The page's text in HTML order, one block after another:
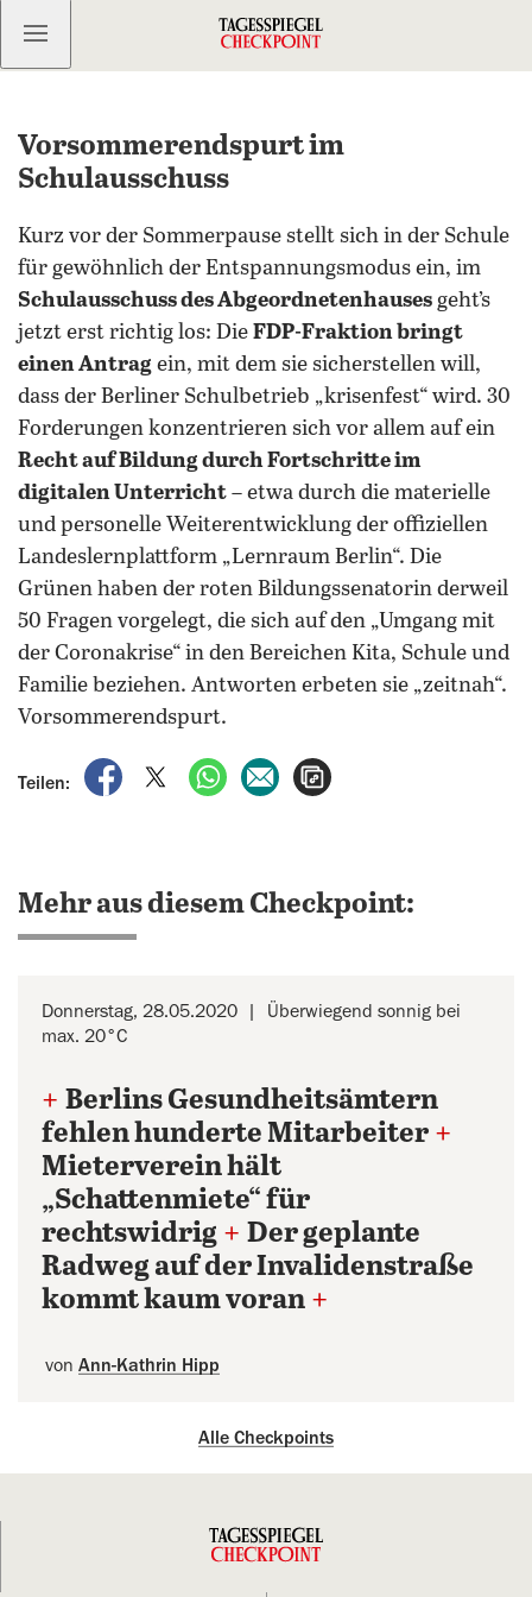
Kostenlos anmelden
Vorsommerendspurt im
Schulausschuss
Kurz vor der Sommerpause stellt sich in der Schule
für gewöhnlich der Entspannungsmodus ein, im
Schulausschuss des Abgeordnetenhauses geht’s
jetzt erst richtig los: Die FDP-Fraktion bringt
einen Antrag ein, mit dem sie sicherstellen will,
dass der Berliner Schulbetrieb „krisenfest“ wird. 30
Forderungen konzentrieren sich vor allem auf ein
Recht auf Bildung durch Fortschritte im
digitalen Unterricht – etwa durch die materielle
und personelle Weiterentwicklung der offiziellen
Landeslernplattform „Lernraum Berlin“. Die
Grünen haben der roten Bildungssenatorin derweil
50 Fragen vorgelegt, die sich auf den „Umgang mit
der Coronakrise“ in den Bereichen Kita, Schule und
Familie beziehen. Antworten erbeten sie „zeitnah“.
Vorsommerendspurt.
Teilen:
auf Facebook teilen
auf X teilenper WhatsApp teilen
per E-Mail teilen
Mehr aus diesem Checkpoint:
Donnerstag, 28.05.2020
Überwiegend sonnig bei
max. 20°C
+ Berlins Gesundheitsämtern
fehlen hunderte Mitarbeiter +
Mieterverein hält
„Schattenmiete“ für
rechtswidrig + Der geplante
Radweg auf der Invalidenstraße
kommt kaum voran +
von Ann-Kathrin Hipp
Alle Checkpoints